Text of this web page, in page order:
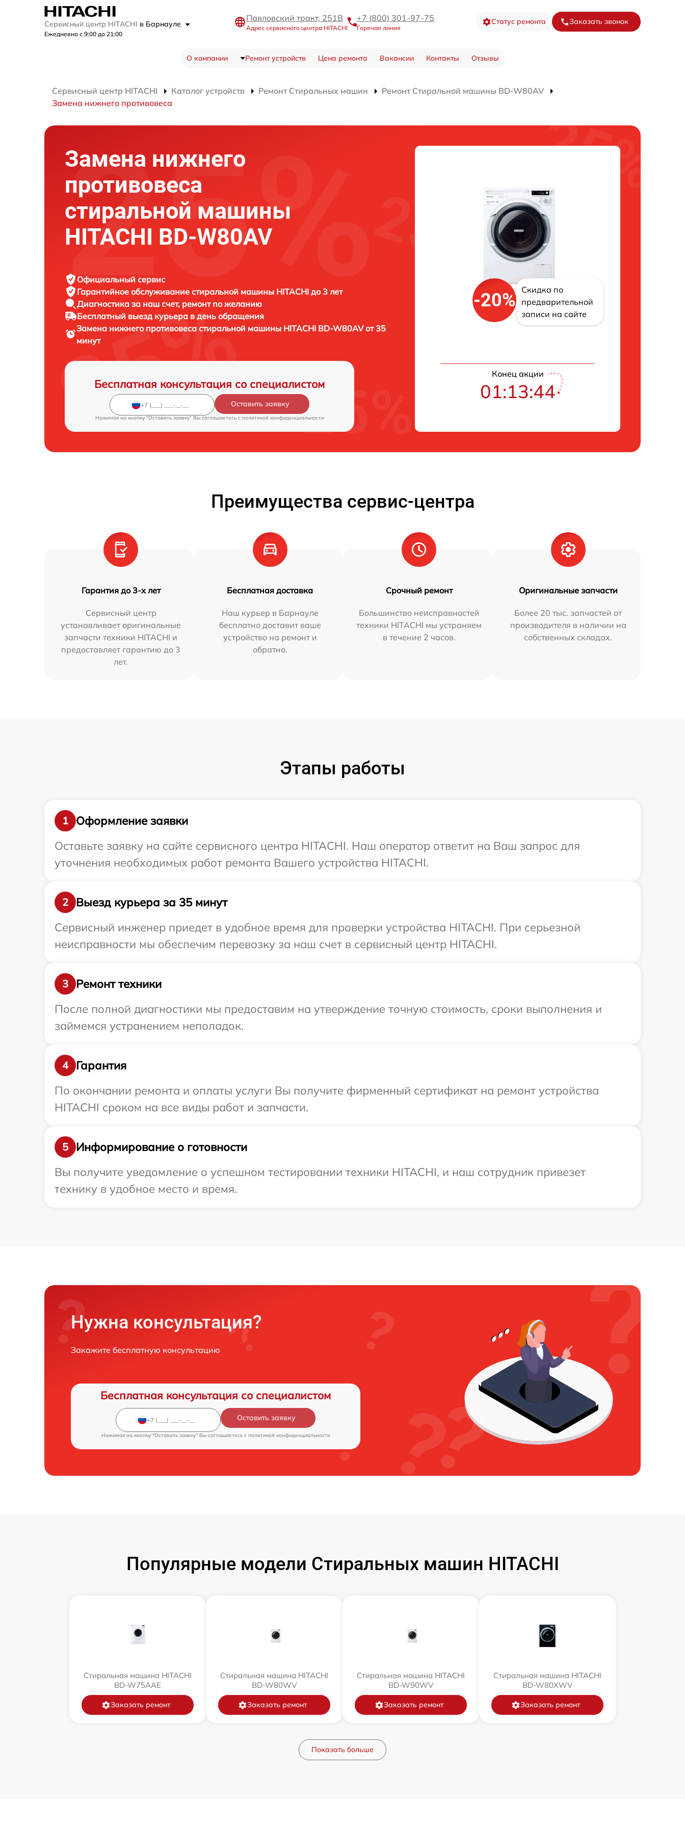
Сервисный центр HITACHI в Барнауле
Ежедневно с 9:00 до 21:00
Павловский тракт, 251В
Адрес сервисного центра HITACHI
+7 (800) 301-97-75
Горячая линия
Статус ремонта Заказать звонок
О компании Ремонт устройств Цена ремонта Вакансии Контакты Отзывы
Сервисный центр HITACHI Каталог устройств Ремонт Стиральных машин
Ремонт Стиральной машины BD-W80AV
Замена нижнего противовеса
Замена нижнего
противовеса
стиральной машины
HITACHI BD-W80AV
Официальный сервис
Гарантийное обслуживание стиральной машины HITACHI до 3 лет
Диагностика за наш счет, ремонт по желанию
Бесплатный выезд курьера в день обращения
Замена нижнего противовеса стиральной машины HITACHI BD-W80AV от 35
минут
Бесплатная консультация со специалистом
Оставить заявку
Нажимая на кнопку "Оставить заявку" Вы соглашаетесь c политикой конфиденциальности
-20%
Скидка по
предварительной
записи на сайте
Конец акции
01:13:43
Преимущества сервис-центра
Гарантия до 3-х лет
Сервисный центр
устанавливает оригинальные
запчасти техники HITACHI и
предоставляет гарантию до 3
лет.
Бесплатная доставка
Наш курьер в Барнауле
бесплатно доставит ваше
устройство на ремонт и
обратно.
Срочный ремонт
Большинство неисправностей
техники HITACHI мы устраняем
в течение 2 часов.
Оригинальные запчасти
Более 20 тыс. запчастей от
производителя в наличии на
собственных складах.
Этапы работы
1
Оформление заявки
Оставьте заявку на сайте сервисного центра HITACHI. Наш оператор ответит на Ваш запрос для
уточнения необходимых работ ремонта Вашего устройства HITACHI.
2
Выезд курьера за 35 минут
Сервисный инженер приедет в удобное время для проверки устройства HITACHI. При серьезной
неисправности мы обеспечим перевозку за наш счет в сервисный центр HITACHI.
3
Ремонт техники
После полной диагностики мы предоставим на утверждение точную стоимость, сроки выполнения и
займемся устранением неполадок.
4
Гарантия
По окончании ремонта и оплаты услуги Вы получите фирменный сертификат на ремонт устройства
HITACHI сроком на все виды работ и запчасти.
5
Информирование о готовности
Вы получите уведомление о успешном тестировании техники HITACHI, и наш сотрудник привезет
технику в удобное место и время.
Нужна консультация?
Закажите бесплатную консультацию
Бесплатная консультация со специалистом
Оставить заявку
Нажимая на кнопку "Оставить заявку" Вы соглашаетесь c политикой конфиденциальности
Популярные модели Стиральных машин HITACHI
Стиральная машина HITACHI
BD-W75AAE
Заказать ремонт
Стиральная машина HITACHI
BD-W80WV
Заказать ремонт
Стиральная машина HITACHI
BD-W90WV
Заказать ремонт
Стиральная машина HITACHI
BD-W80XWV
Заказать ремонт
Показать больше